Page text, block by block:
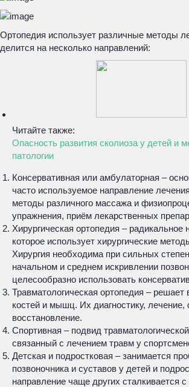
Ортопедия использует различные методы
делится на несколько направлений:
Читайте также:
Опасность развития сколиоза у детей и
патологии
Консервативная или амбулаторная –
часто используемое направление
методы различного массажа и
упражнения, приём лекарственных
Хирургическая ортопедия – радикальное
которое использует хирургические
Хирургия необходима при сильных
начальном и среднем искривлении
целесообразно использовать
Травматологическая ортопедия – решает
костей и мышц. Их диагностику,
восстановление.
Спортивная – подвид
связанный с лечением травм у
Детская и подростковая – занимается
позвоночника и суставов у детей и
направление чаще других сталкивается